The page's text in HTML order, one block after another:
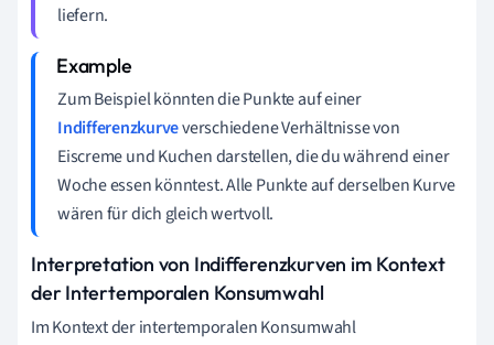
liefern.
Zum Beispiel könnten die Punkte auf einer
Indifferenzkurveverschiedene Verhältnisse von
Eiscreme und Kuchen darstellen, die du während einer
Woche essen könntest. Alle Punkte auf derselben Kurve
wären für dich gleich wertvoll.
Interpretation von Indifferenzkurven im Kontext
der Intertemporalen Konsumwahl
Im Kontext der intertemporalen Konsumwahl